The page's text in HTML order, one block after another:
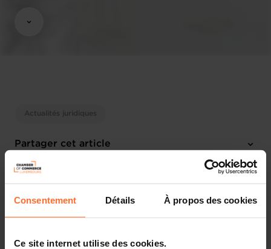
Consentement Détails À propos des cookies
Ce site internet utilise des cookies.
Actualités juridiques
Partager cet article